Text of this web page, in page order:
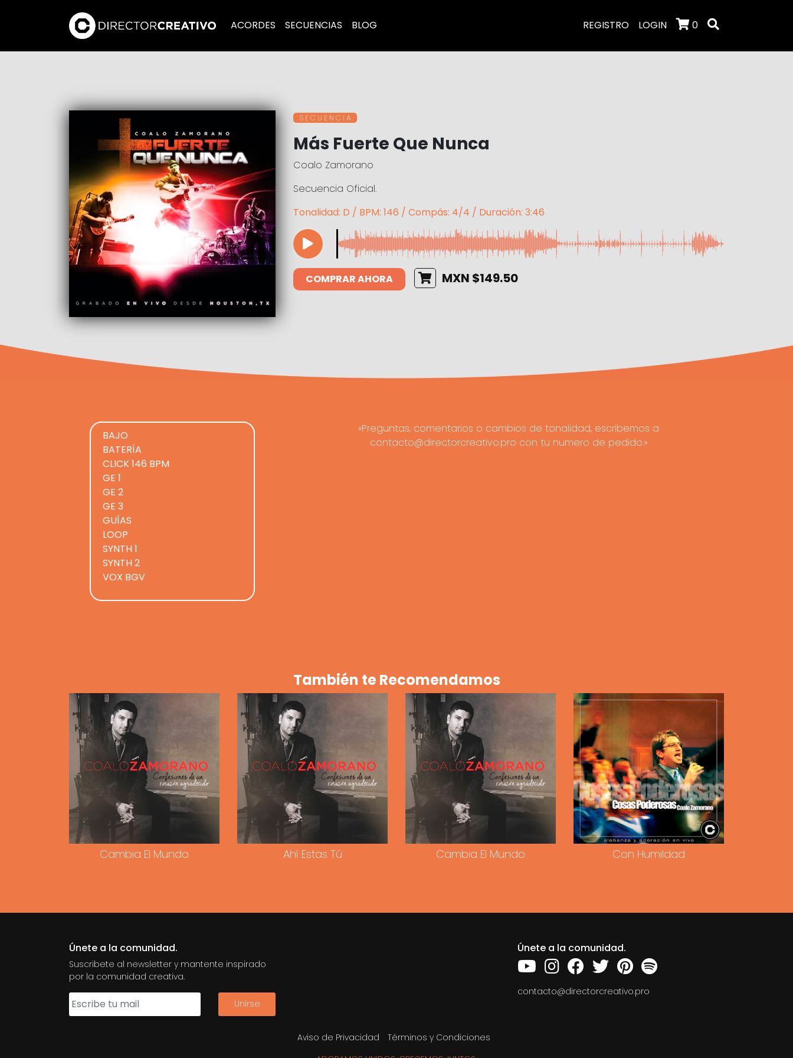
ACORDES SECUENCIAS BLOG REGISTRO LOGIN 0
S E C U E N C I A
Más Fuerte Que Nunca
Coalo Zamorano
Secuencia Oficial.
Tonalidad: D / BPM: 146 / Compás: 4/4 / Duración: 3:46
COMPRAR AHORA MXN $149.50
BAJO
BATERÍA
CLICK 146 BPM
GE 1
GE 2
GE 3
GUÍAS
LOOP
SYNTH 1
SYNTH 2
VOX BGV
«Preguntas, comentarios o cambios de tonalidad, escribemos a
contacto@directorcreativo.pro con tu numero de pedido.»
También te Recomendamos
Cambia El Mundo Ahí Estas Tú Cambia El Mundo Con Humildad
Únete a la comunidad.
Suscribete al newsletter y mantente inspirado
por la comunidad creativa.
Únete a la comunidad.
contacto@directorcreativo.pro
Aviso de Privacidad
Términos y Condiciones